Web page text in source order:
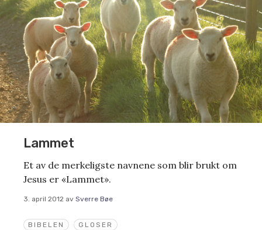
BIBELEN GLOSER
Lammet
Et av de merkeligste navnene som blir brukt om
Jesus er «Lammet».
3. april 2012 av Sverre Bøe